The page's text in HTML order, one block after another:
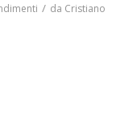
/ da Cristiano